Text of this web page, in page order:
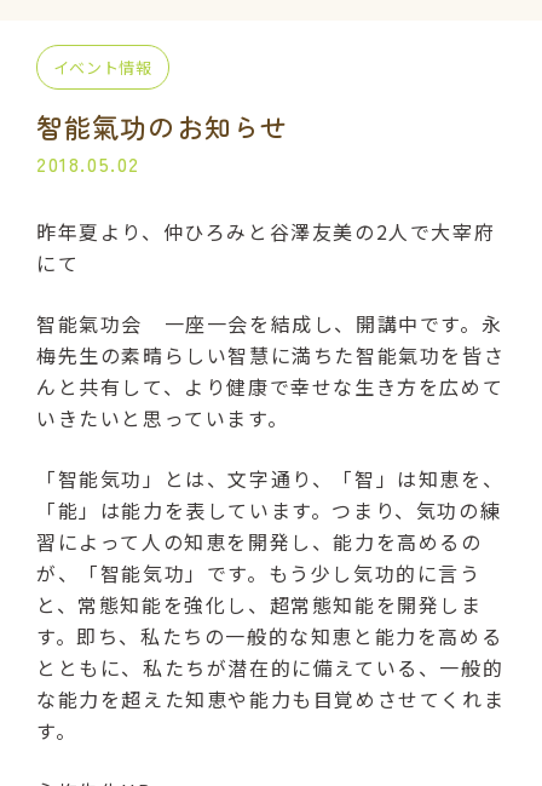
プライベート講座
コラボ・イベント
当日の流れ
BLOG
ご利用規約
プライバシーポリシー
申込・お問い合わせ
070-2013-1969
（受付時間：9:00〜17:00）
LINE友達登録はこちら
イベント情報
智能氣功のお知らせ
2018.05.02
昨年夏より、仲ひろみと谷澤友美の2人で大宰府
にて
智能氣功会 一座一会を結成し、開講中です。永
梅先生の素晴らしい智慧に満ちた智能氣功を皆さ
んと共有して、より健康で幸せな生き方を広めて
いきたいと思っています。
「智能気功」とは、文字通り、「智」は知恵を、
「能」は能力を表しています。つまり、気功の練
習によって人の知恵を開発し、能力を高めるの
が、「智能気功」です。もう少し気功的に言う
と、常態知能を強化し、超常態知能を開発しま
す。即ち、私たちの一般的な知恵と能力を高める
とともに、私たちが潜在的に備えている、一般的
な能力を超えた知恵や能力も目覚めさせてくれま
す。